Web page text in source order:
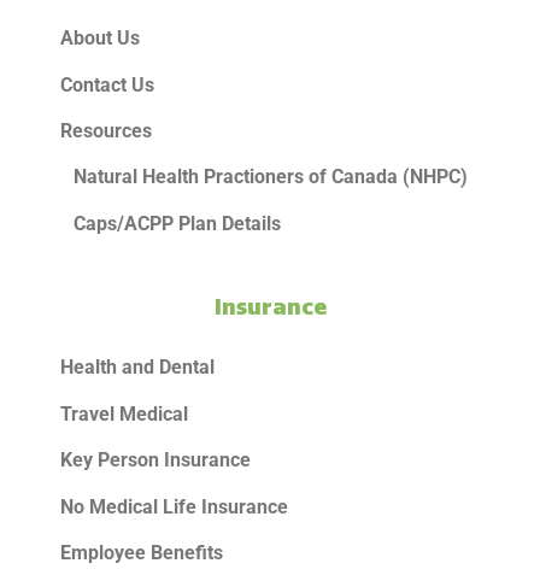
About Us
Contact Us
Resources
Natural Health Practioners of Canada (NHPC)
Caps/ACPP Plan Details
Insurance
Health and Dental
Travel Medical
Key Person Insurance
No Medical Life Insurance
Employee Benefits